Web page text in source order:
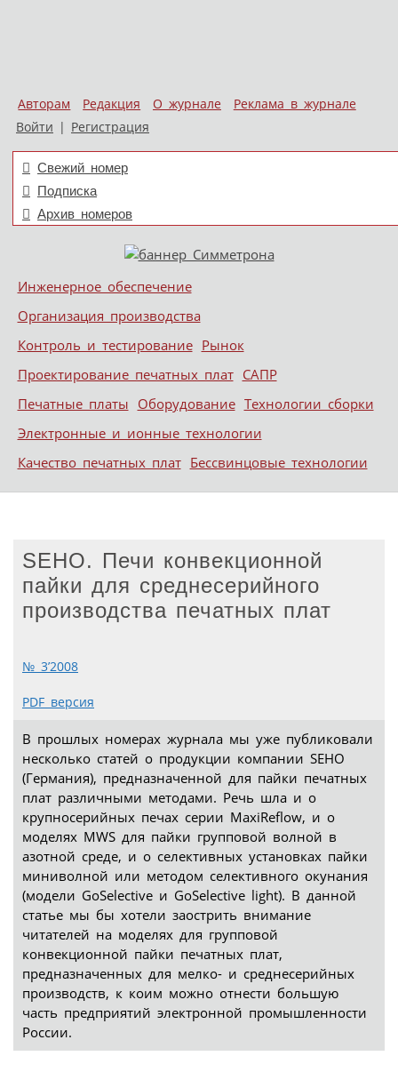
Авторам Редакция О журнале
Реклама в журнале
Войти | Регистрация
Свежий номер
Подписка
Архив номеров
Меню
Skip to content
Инженерное обеспечение
Организация производства
Контроль и тестирование Рынок
Проектирование печатных плат САПР
Печатные платы Оборудование Технологии сборки
Электронные и ионные технологии
Качество печатных плат Бессвинцовые технологии
SEHO. Печи конвекционной
пайки для среднесерийного
производства печатных плат
№ 3’2008
PDF версия
В прошлых номерах журнала мы уже публиковали
несколько статей о продукции компании SEHO
(Германия), предназначенной для пайки печатных
плат различными методами. Речь шла и о
крупносерийных печах серии MaxiReflow, и о
моделях MWS для пайки групповой волной в
азотной среде, и о селективных установках пайки
миниволной или методом селективного окунания
(модели GoSelective и GoSelective light). В данной
статье мы бы хотели заострить внимание
читателей на моделях для групповой
конвекционной пайки печатных плат,
предназначенных для мелко- и среднесерийных
производств, к коим можно отнести бoльшую
часть предприятий электронной промышленности
России.